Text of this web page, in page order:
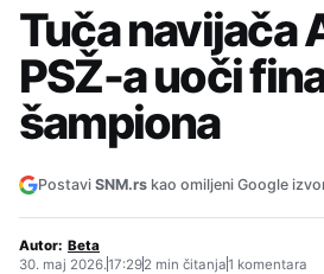
Tuča navijača
PSŽ-a uoči
šampiona
Postavi SNM.rs kao omiljeni Google
Autor: Beta
30. maj 2026.17:292 min čitanja1 komentara